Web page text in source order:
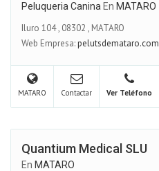
Peluqueria Canina En MATARO
Iluro 104, 08302 , MATARO
Web Empresa:pelutsdemataro.com
MATARO Contactar Ver Teléfono
Quantium Medical SLU
En MATARO